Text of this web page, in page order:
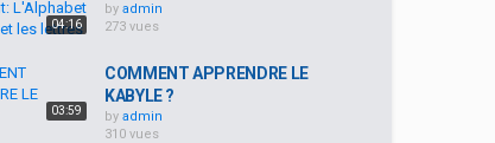
04:16
by admin
273 vues
03:59
COMMENT APPRENDRE LE
KABYLE ?
by admin
310 vues